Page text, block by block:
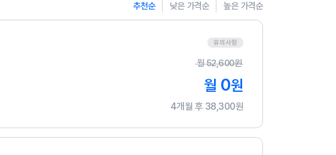
추천순 낮은 가격순 높은 가격순
유의사항
월52,600원
월 0원
4개월 후 38,300원